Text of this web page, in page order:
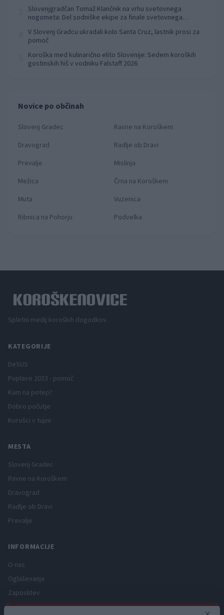
Slovenjgradčan Tomaž Klančnik na vrhu svetovnega
nogometa: Del sodniške ekipe za finale svetovnega
V Slovenj Gradcu ukradali kolo Santa Cruz, lastnik prosi za
pomoč
Koroška med kulinarično elito Slovenije: Sedem koroških
gostinskih hiš v vodniku Falstaff 2026
Novice po občinah
Slovenj Gradec
Ravne na Koroškem
Dravograd
Radlje ob Dravi
Prevalje
Mislinja
Mežica
Črna na Koroškem
Muta
Vuzenica
Ribnica na Pohorju
Podvelka
Spletni medij koroških dogodkov.
KATEGORIJE
DeSUS
Poplave 2023 - pomoč
Kam na potep?
Dobro počutje
Korošci v tujini
MESTA
Slovenj Gradec
Ravne na Koroškem
Dravograd
Radlje ob Dravi
Prevalje
INFORMACIJE
O nas
Oglaševanje
Zaposlitev
Pravno obvestilo